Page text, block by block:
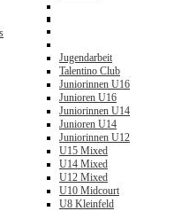
Jugendarbeit
Talentino Club
Juniorinnen U16
Junioren U16
Juniorinnen U14
Junioren U14
Juniorinnen U12
U15 Mixed
U14 Mixed
U12 Mixed
U10 Midcourt
U8 Kleinfeld